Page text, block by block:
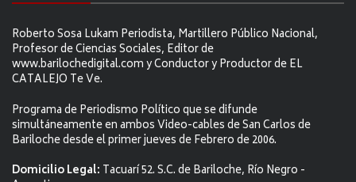
Roberto Sosa Lukam Periodista, Martillero Público Nacional,
Profesor de Ciencias Sociales, Editor de
www.barilochedigital.com y Conductor y Productor de EL
CATALEJO Te Ve.
Programa de Periodismo Político que se difunde
simultáneamente en ambos Video-cables de San Carlos de
Bariloche desde el primer jueves de Febrero de 2006.
Domicilio Legal: Tacuarí 52. S.C. de Bariloche, Río Negro -